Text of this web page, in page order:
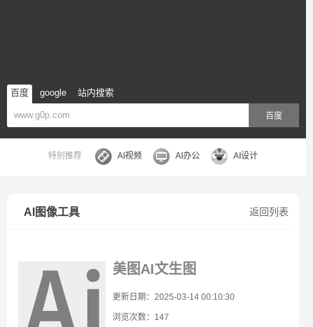
百度 google 站内搜索
百度
特别推荐 AI视频 AI办公 AI设计
返回列表
AI图像工具
美图AI文生图
更新日期：2025-03-14 00:10:30
浏览次数：147